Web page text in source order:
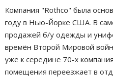
Компания "Rothco" была
году в Нью-Йорке США. В
продажей б/у одежды и
времён Второй Мировой
уже к середине 70-х
помещения переезжает в